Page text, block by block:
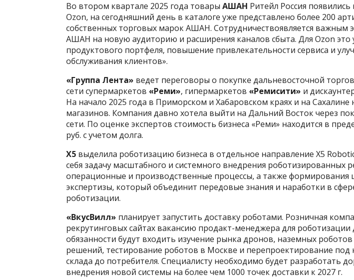
Во втором квартале 2025 года товары АШАН Ритейл Россия
Ozon, на сегодняшний день в каталоге уже представлено более 200
собственных торговых марок АШАН. Сотрудничествоявляется важным
АШАН на новую аудиторию и расширения каналов сбыта. Для Ozon это
продуктового портфеля, повышение привлекательности сервиса и
обслуживания клиентов».
«Группа Лента» ведет переговоры о покупке дальневосточной
сети супермаркетов «Реми», гипермаркетов «Ремисити» и
На начало 2025 года в Приморском и Хабаровском краях и на Сахалине
магазинов. Компания давно хотела выйти на Дальний Восток через
сети. По оценке экспертов стоимость бизнеса «Реми» находится в
руб. с учетом долга.
X5 выделила роботизацию бизнеса в отдельное направление Х5
себя задачу масштабного и системного внедрения роботизированных
операционные и производственные процессы, а также формирования
экспертизы, который объединит передовые знания и наработки в
роботизации.
«ВкусВилл» планирует запустить доставку роботами. Розничная
рекрутинговых сайтах вакансию продакт-менеджера для роботизации
обязанности будут входить изучение рынка дронов, наземных
решений, тестирование роботов в Москве и перепроектирование под
склада до потребителя. Специалисту необходимо будет разработать
внедрения новой системы на более чем 1000 точек доставки к 2027 г.